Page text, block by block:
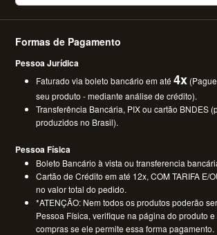
Formas de Pagamento
Pessoa Jurídica
Faturado via boleto bancário em até4x
seu produto - mediante análise de crédito).
Transferência Bancária, PIX ou cartão BNDES
produzidos no Brasil).
Pessoa Física
Boleto Bancário à vista ou transferencia
Cartão de Crédito em até 12x, COM TARIFA E/
no valor total do pedido.
*ATENÇÃO: Nem todos os produtos poderão
Pessoa Física, verifique na página do produto
compras se ele permite essa forma pagamento.